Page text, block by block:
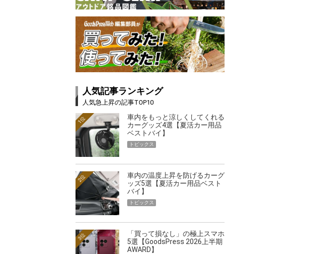
人気記事ランキング
人気急上昇の記事TOP10
車内をもっと涼しくしてくれる
カーグッズ4選【夏活カー用品
ベストバイ】
1位
トピックス
車内の温度上昇を防げるカーグ
ッズ5選【夏活カー用品ベスト
バイ】
2位
トピックス
「買って損なし」の極上スマホ
5選【GoodsPress 2026上半期
AWARD】
3位